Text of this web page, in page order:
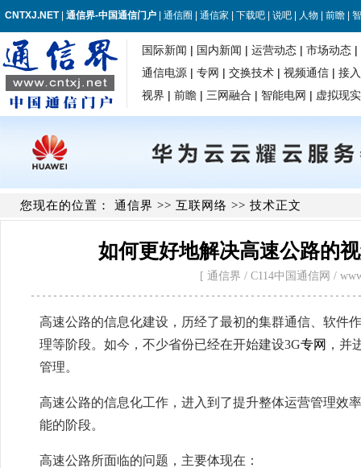
您现在的位置： 通信界 >> 互联网络 >> 技术正文
如何更好地解决高速公路的
[ 通信界 / C114中国通信网 /
高速公路的信息化建设，历经了最初的集群通信、软件
理等阶段。如今，不少省份已经在开始建设3G专网 ，并
管理。
高速公路的信息化工作，进入到了提升整体运营管理效
能的阶段。
高速公路所面临的问题，主要体现在：